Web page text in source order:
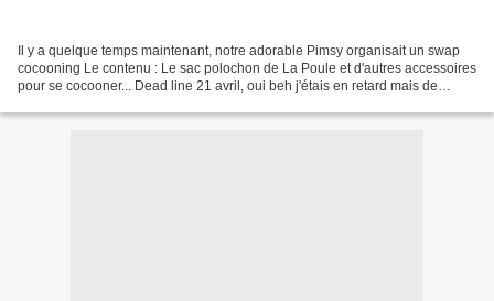
Il y a quelque temps maintenant, notre adorable Pimsy organisait un swap
cocooning Le contenu : Le sac polochon de La Poule et d'autres accessoires
pour se cocooner... Dead line 21 avril, oui beh j'étais en retard mais de